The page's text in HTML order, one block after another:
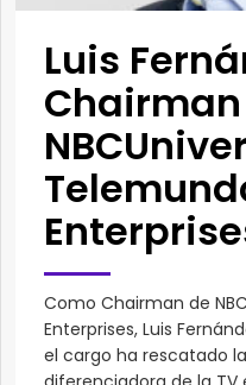
Luis
Como Chairman de
Enterprises, Luis
el cargo ha rescatado